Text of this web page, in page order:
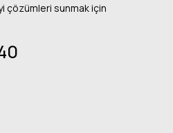
çözümleri sunmak için